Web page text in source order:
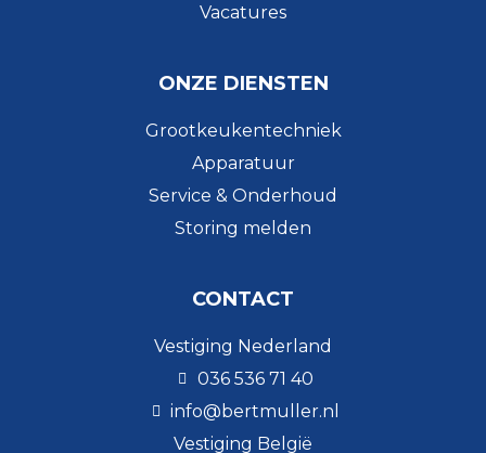
Vacatures
ONZE DIENSTEN
Grootkeukentechniek
Apparatuur
Service & Onderhoud
Storing melden
CONTACT
Vestiging Nederland
036 536 71 40
info@bertmuller.nl
Vestiging België